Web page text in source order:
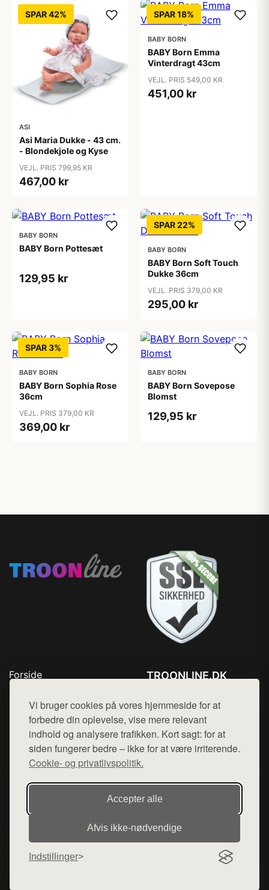
Vi bruger cookies på vores hjemmeside for at
forbedre din oplevelse, vise mere relevant
indhold og analysere trafikken. Kort sagt: for at
siden fungerer bedre – ikke for at være irriterende.
Cookie- og privatlivspolitik.
Accepter alle
Afvis ikke‑nødvendige
Indstillinger
SPAR 42%
ASI
Asi Maria Dukke - 43 cm.
- Blondekjole og Kyse
VEJL. PRIS 799,95 KR
467,00 kr
SPAR 18%
BABY BORN
BABY Born Emma
Vinterdragt 43cm
VEJL. PRIS 549,00 KR
451,00 kr
BABY BORN
BABY Born Pottesæt
129,95 kr
SPAR 22%
BABY BORN
BABY Born Soft Touch
Dukke 36cm
VEJL. PRIS 379,00 KR
295,00 kr
SPAR 3%
BABY BORN
BABY Born Sophia Rose
36cm
VEJL. PRIS 379,00 KR
369,00 kr
BABY BORN
BABY Born Sovepose
Blomst
129,95 kr
Forside
Top Rabatter
Blog
Kontakt
TROONLINE.DK
Mail: hej@want.dk
Cookie- og privatlivspolitik
Denne side er en del af want.dk, der udgiver en række
hjemmesider med præsentation af forskellige produkter fra
diverse webshops. Der sælges ikke varer fra denne side - vi
henviser til de shops, som sælger varen. Vi har heller ikke
varerne på lager.